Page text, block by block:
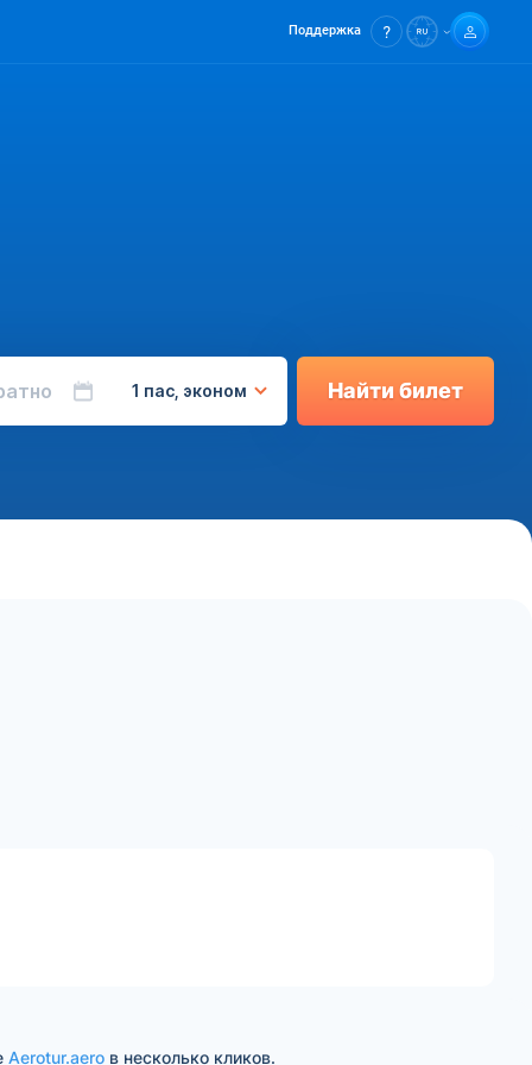
Поддержка
1 пас, эконом Найти билет
Aerotur.aero в несколько кликов.